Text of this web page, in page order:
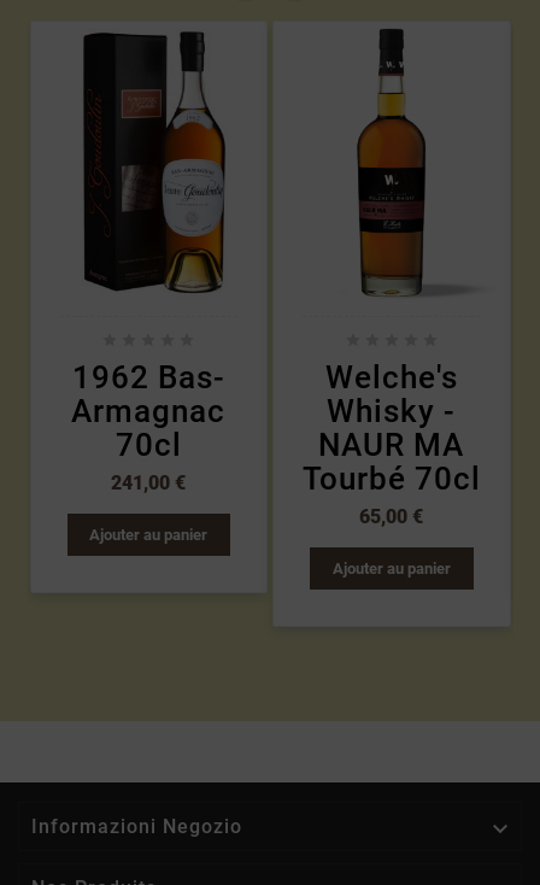
1962 Bas-
Armagnac
70cl
241,00 €
Ajouter au panier
Welche's
Whisky -
NAUR MA
Tourbé 70cl
65,00 €
Ajouter au panier
Informazioni Negozio 